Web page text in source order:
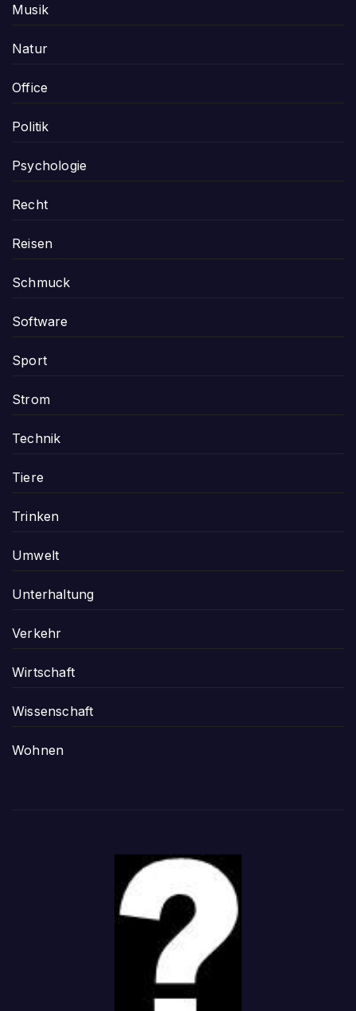
Musik
Natur
Office
Politik
Psychologie
Recht
Reisen
Schmuck
Software
Sport
Strom
Technik
Tiere
Trinken
Umwelt
Unterhaltung
Verkehr
Wirtschaft
Wissenschaft
Wohnen